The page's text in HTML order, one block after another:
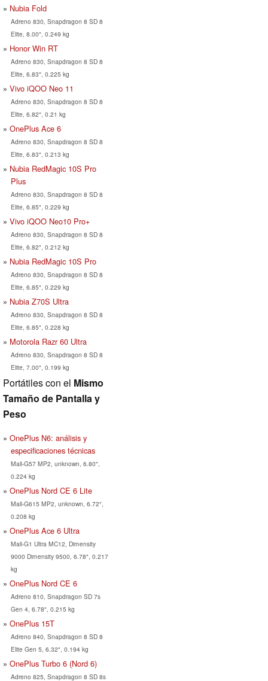
Nubia Fold
Adreno 830, Snapdragon 8 SD 8
Elite, 8.00", 0.249 kg
Honor Win RT
Adreno 830, Snapdragon 8 SD 8
Elite, 6.83", 0.225 kg
Vivo iQOO Neo 11
Adreno 830, Snapdragon 8 SD 8
Elite, 6.82", 0.21 kg
OnePlus Ace 6
Adreno 830, Snapdragon 8 SD 8
Elite, 6.83", 0.213 kg
Nubia RedMagic 10S Pro
Plus
Adreno 830, Snapdragon 8 SD 8
Elite, 6.85", 0.229 kg
Vivo iQOO Neo10 Pro+
Adreno 830, Snapdragon 8 SD 8
Elite, 6.82", 0.212 kg
Nubia RedMagic 10S Pro
Adreno 830, Snapdragon 8 SD 8
Elite, 6.85", 0.229 kg
Nubia Z70S Ultra
Adreno 830, Snapdragon 8 SD 8
Elite, 6.85", 0.228 kg
Motorola Razr 60 Ultra
Adreno 830, Snapdragon 8 SD 8
Elite, 7.00", 0.199 kg
Portátiles con el Mismo
Tamaño de Pantalla y
Peso
OnePlus N6: análisis y
especificaciones técnicas
Mali-G57 MP2, unknown, 6.80",
0.224 kg
OnePlus Nord CE 6 Lite
Mali-G615 MP2, unknown, 6.72",
0.208 kg
OnePlus Ace 6 Ultra
Mali-G1 Ultra MC12, Dimensity
9000 Dimensity 9500, 6.78", 0.217
kg
OnePlus Nord CE 6
Adreno 810, Snapdragon SD 7s
Gen 4, 6.78", 0.215 kg
OnePlus 15T
Adreno 840, Snapdragon 8 SD 8
Elite Gen 5, 6.32", 0.194 kg
OnePlus Turbo 6 (Nord 6)
Adreno 825, Snapdragon 8 SD 8s